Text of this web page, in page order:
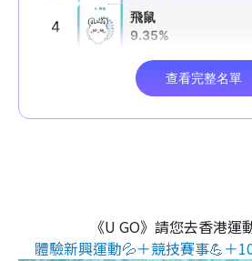
《U GO》請您去香港運
體驗新興運動💦＋競技賽事💪＋